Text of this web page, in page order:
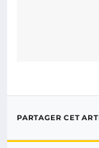
PARTAGER CET